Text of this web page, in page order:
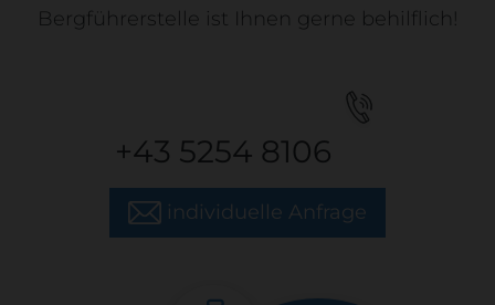
Bergführerstelle ist Ihnen gerne behilflich!
+43 5254 8106
individuelle Anfrage